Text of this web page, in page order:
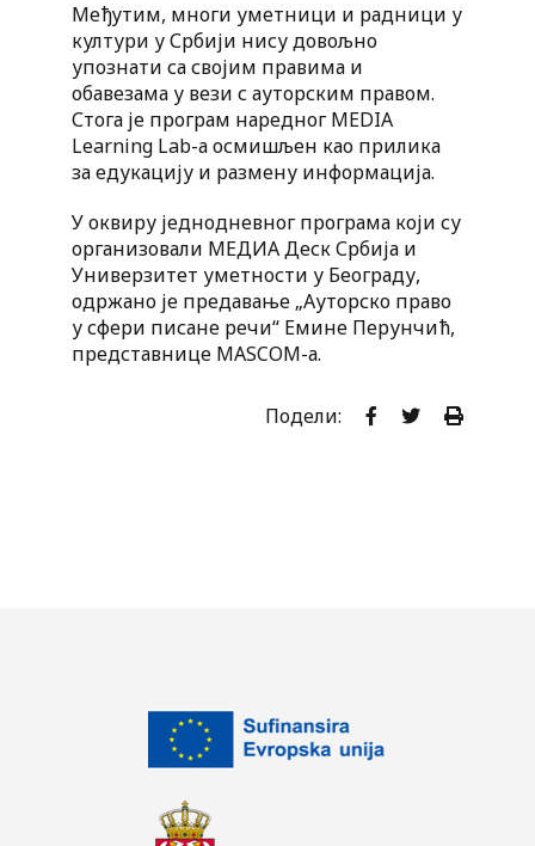
Међутим, многи уметници и радници у
култури у Србији нису довољно
упознати са својим правима и
обавезама у вези с ауторским правом.
Стога је програм наредног MEDIA
Learning Lab-а осмишљен као прилика
за едукацију и размену информација.
У оквиру једнодневног програма који су
организовали МЕДИА Деск Србија и
Универзитет уметности у Београду,
одржано је предавање „Ауторско право
у сфери писане речи“ Емине Перунчић,
представнице MASCOM-а.
Подели: